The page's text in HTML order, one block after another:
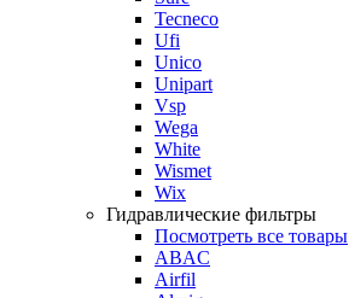
Tecneco
Ufi
Unico
Unipart
Vsp
Wega
White
Wismet
Wix
Гидравлические фильтры
Посмотреть все товары
ABAC
Airfil